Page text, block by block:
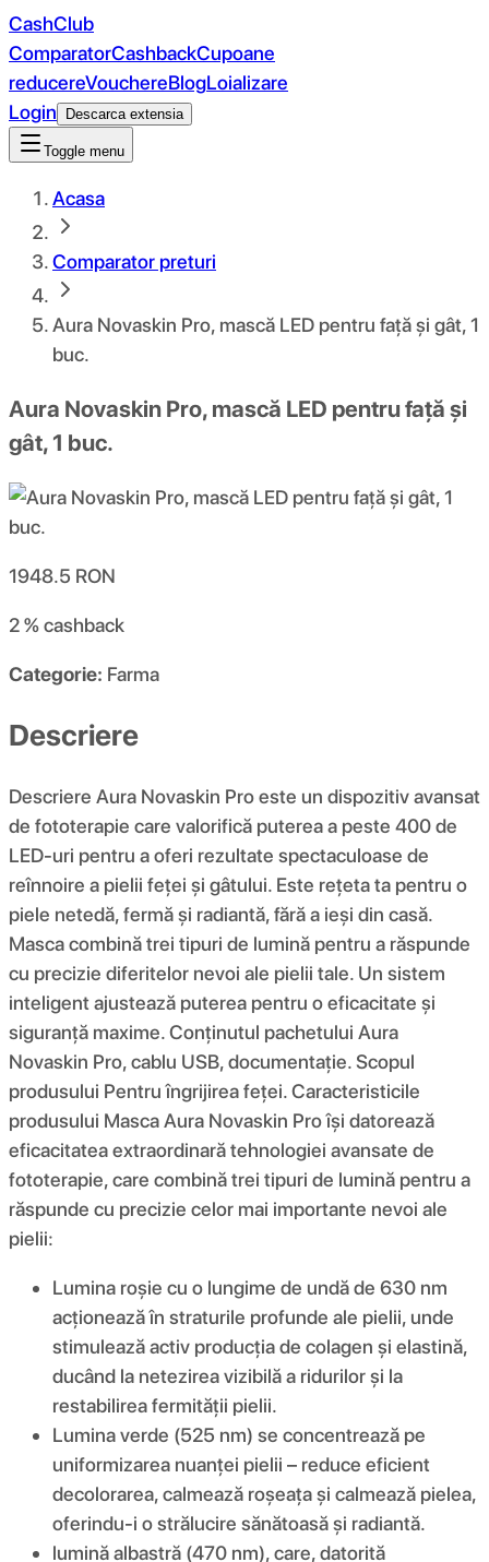
CashClub
ComparatorCashbackCupoane
reducereVouchereBlogLoializare
Login
Descarca extensia
Toggle menu
Acasa
Comparator preturi
Aura Novaskin Pro, mască LED pentru față și gât, 1
buc.
Aura Novaskin Pro, mască LED pentru față și
gât, 1 buc.
1948.5 RON
2 %cashback
Categorie: Farma
Descriere
Descriere Aura Novaskin Pro este un dispozitiv avansat
de fototerapie care valorifică puterea a peste 400 de
LED-uri pentru a oferi rezultate spectaculoase de
reînnoire a pielii feței și gâtului. Este rețeta ta pentru o
piele netedă, fermă și radiantă, fără a ieși din casă.
Masca combină trei tipuri de lumină pentru a răspunde
cu precizie diferitelor nevoi ale pielii tale. Un sistem
inteligent ajustează puterea pentru o eficacitate și
siguranță maxime. Conținutul pachetului Aura
Novaskin Pro, cablu USB, documentație. Scopul
produsului Pentru îngrijirea feței. Caracteristicile
produsului Masca Aura Novaskin Pro își datorează
eficacitatea extraordinară tehnologiei avansate de
fototerapie, care combină trei tipuri de lumină pentru a
răspunde cu precizie celor mai importante nevoi ale
pielii:
Lumina roșie cu o lungime de undă de 630 nm
acționează în straturile profunde ale pielii, unde
stimulează activ producția de colagen și elastină,
ducând la netezirea vizibilă a ridurilor și la
restabilirea fermității pielii.
Lumina verde (525 nm) se concentrează pe
uniformizarea nuanței pielii – reduce eficient
decolorarea, calmează roșeața și calmează pielea,
oferindu-i o strălucire sănătoasă și radiantă.
lumină albastră (470 nm), care, datorită